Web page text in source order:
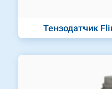
Тензодатчик